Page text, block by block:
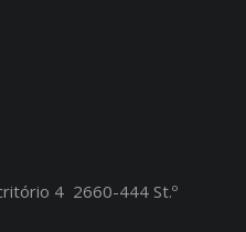
4 2660-444 St.º